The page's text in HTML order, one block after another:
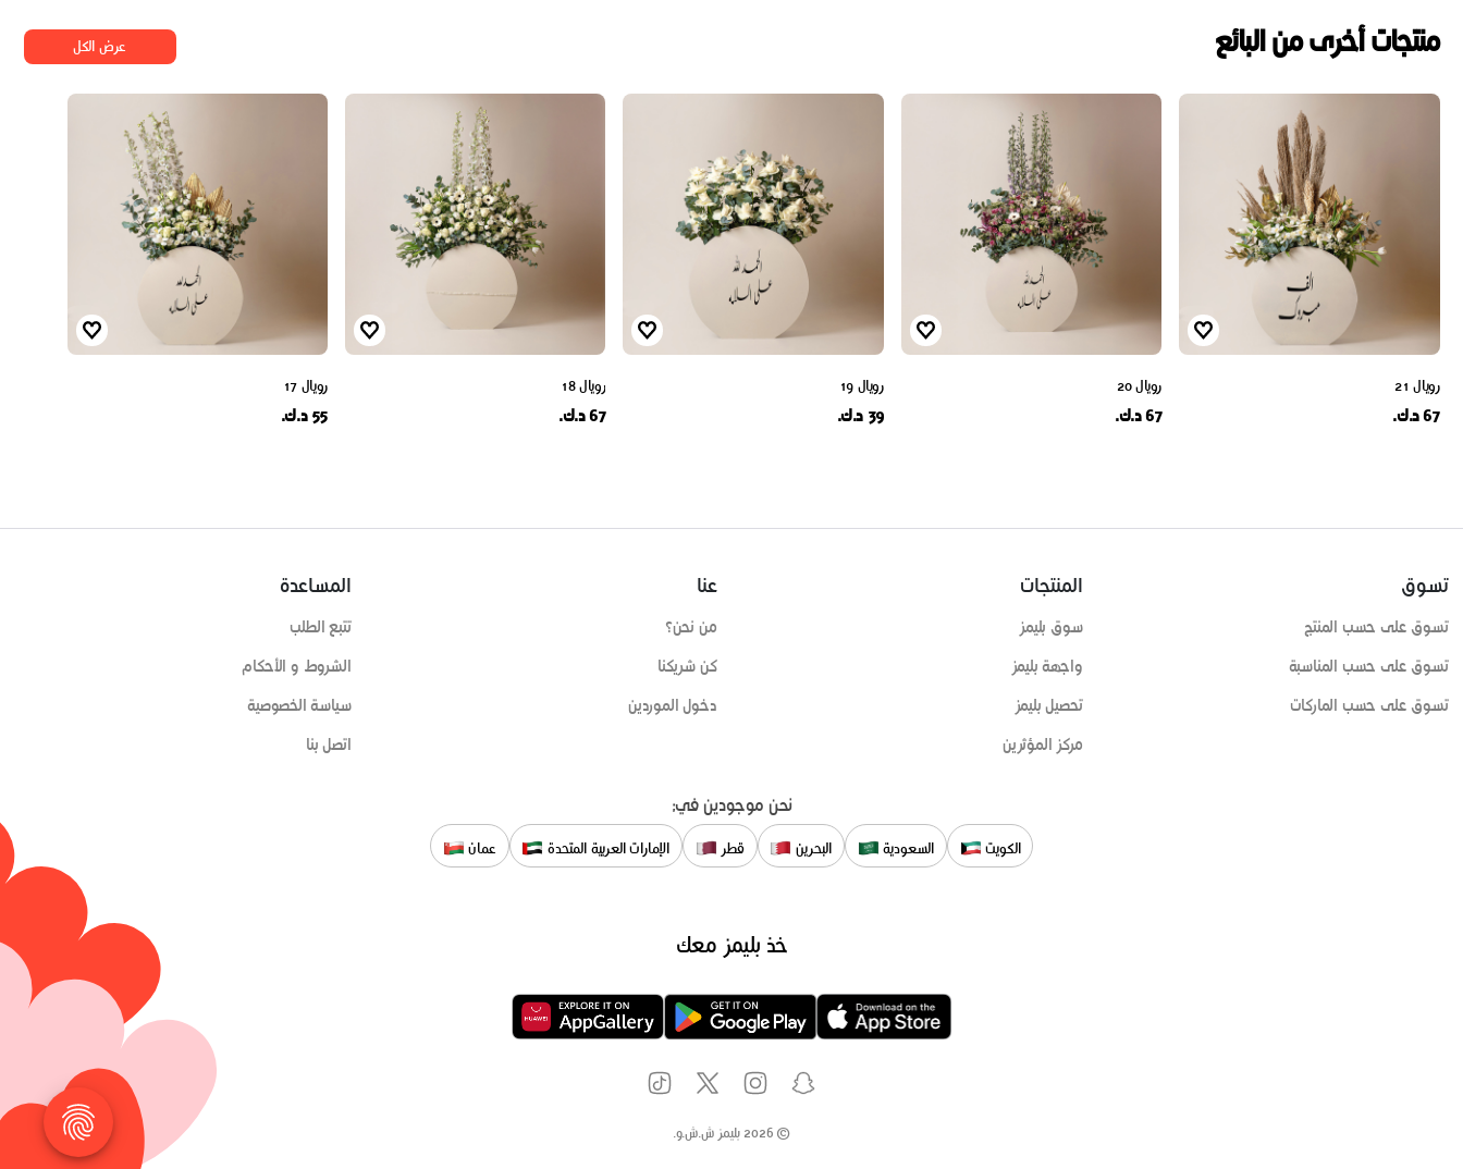
منتجات أخرى من البائع عرض الكل
رويال 21
67 د.ك.
رويال 20
67 د.ك.
رويال 19
39 د.ك.
رويال 18
67 د.ك.
رويال 17
55 د.ك.
تسوق
تسوق على حسب المنتج
تسوق على حسب المناسبة
تسوق على حسب الماركات
المنتجات
سوق بليمز
واجهة بليمز
تحصيل بليمز
مركز المؤثرين
عنا
من نحن؟
كن شريكنا
دخول الموردين
المساعدة
تتبع الطلب
الشروط و الأحكام
سياسة الخصوصية
اتصل بنا
نحن موجودين في:
الكويت السعودية البحرين قطر الإمارات العربية المتحدة عمان
خذ بليمز معك
©
2026 بليمز ش.ش.و.